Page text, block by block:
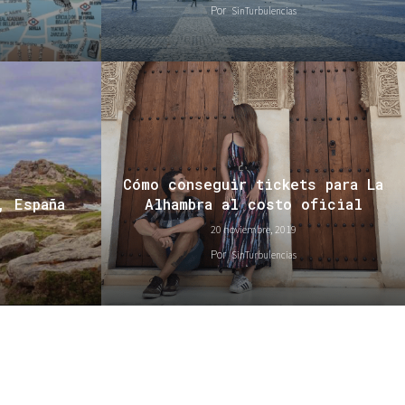
Por SinTurbulencias
España
Cómo conseguir tickets para La
Alhambra al costo oficial
20 noviembre, 2019
Por SinTurbulencias